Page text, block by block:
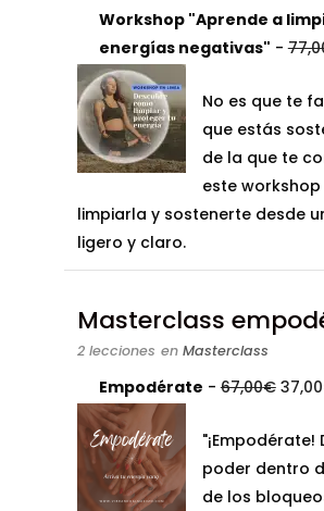
Workshop "Aprende a
energías negativas" -
No es que te
que estás
de la que te
este
limpiarla y sostenerte desde
ligero y claro.
Masterclass
2 lecciones en Masterclass
Empodérate -67,00€ El
era:
37,00
"¡Empodérate!
poder dentro
de los